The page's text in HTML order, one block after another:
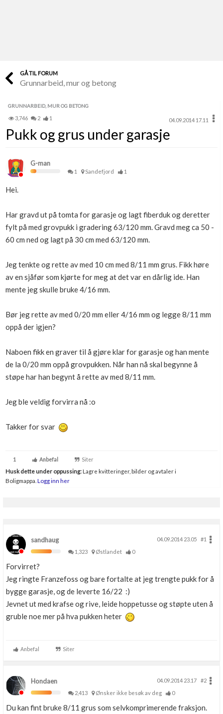
Finn håndverkere
Papirer som mangler
Skaff dokumentasjon som mangler
Kundeservice
Få svar på det du lurer på
Boligmappa+
Få mer ut av Boligmappa
GÅ TIL FORUM
Grunnarbeid, mur og betong
GRUNNARBEID, MUR OG BETONG
3,746 2 1 04.09.2014 17.11
Pukk og grus under garasje
G-man
1 Sandefjord 1
Hei.
Har gravd ut på tomta for garasje og lagt fiberduk og deretter
fylt på med grovpukk i gradering 63/120 mm. Gravd meg ca 50 -
60 cm ned og lagt på 30 cm med 63/120 mm.
Jeg tenkte og rette av med 10 cm med 8/11 mm grus. Fikk høre
av en sjåfør som kjørte for meg at det var en dårlig ide. Han
mente jeg skulle bruke 4/16 mm.
Bør jeg rette av med 0/20 mm eller 4/16 mm og legge 8/11 mm
oppå der igjen?
Naboen fikk en graver til å gjøre klar for garasje og han mente
de la 0/20 mm oppå grovpukken. Når han nå skal begynne å
støpe har han begynt å rette av med 8/11 mm.
Jeg ble veldig forvirra nå :o
Takker for svar
1 Anbefal Siter
Husk dette under oppussing:Lagre kvitteringer, bilder og avtaler i
Boligmappa. Logg inn her
sandhaug 04.09.2014 23.05
#1
1,323
Østlandet 0
Forvirret?
Jeg ringte Franzefoss og bare fortalte at jeg trengte pukk for å
bygge garasje, og de leverte 16/22 :)
Jevnet ut med krafse og rive, leide hoppetusse og støpte uten å
gruble noe mer på hva pukken heter
Anbefal Siter
Hondaen 04.09.2014 23.17
#2
2,413
Ønsker ikke besøk av deg 0
Du kan fint bruke 8/11 grus som selvkomprimerende fraksjon.